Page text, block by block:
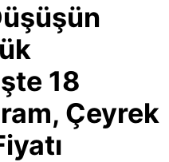
18
Çeyrek